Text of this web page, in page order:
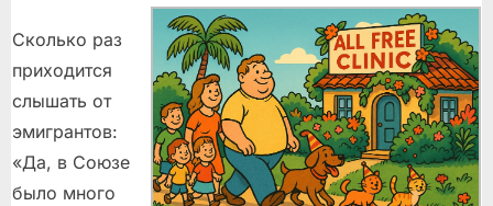
Сколько раз
приходится
слышать от
эмигрантов:
«Да, в Союзе
было много